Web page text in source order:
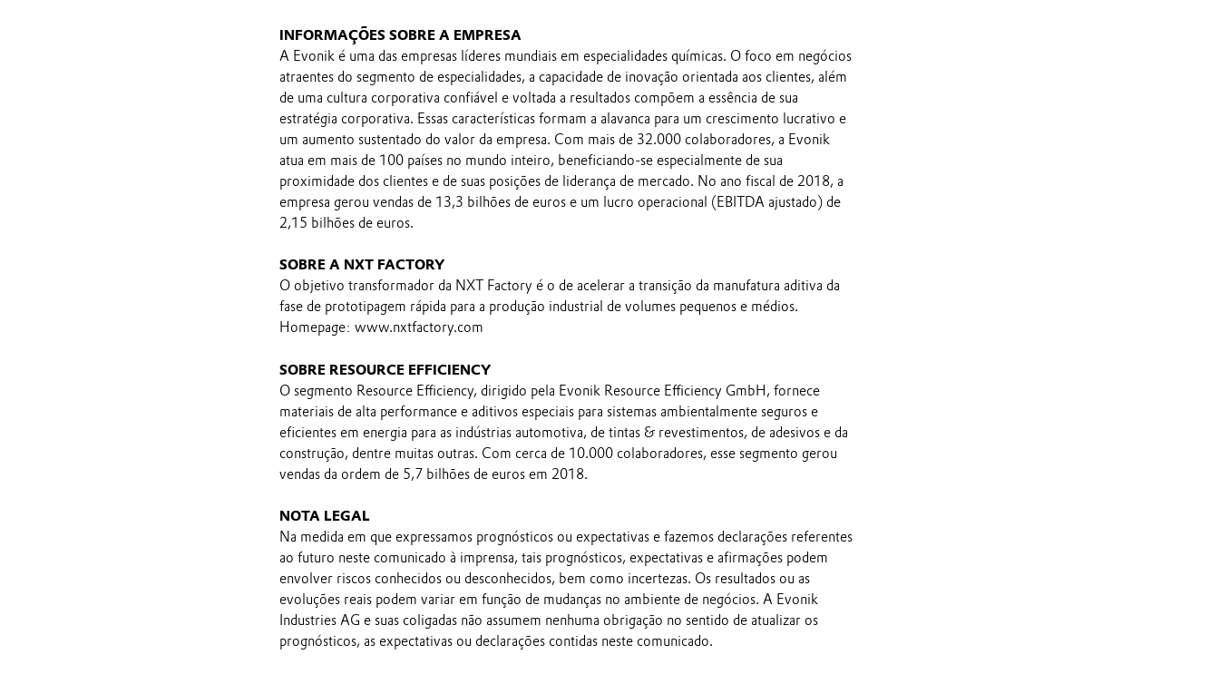
INFORMAÇÕES SOBRE A EMPRESA
A Evonik é uma das empresas líderes mundiais em especialidades químicas. O foco em negócios
atraentes do segmento de especialidades, a capacidade de inovação orientada aos clientes, além
de uma cultura corporativa confiável e voltada a resultados compõem a essência de sua
estratégia corporativa. Essas características formam a alavanca para um crescimento lucrativo e
um aumento sustentado do valor da empresa. Com mais de 32.000 colaboradores, a Evonik
atua em mais de 100 países no mundo inteiro, beneficiando-se especialmente de sua
proximidade dos clientes e de suas posições de liderança de mercado. No ano fiscal de 2018, a
empresa gerou vendas de 13,3 bilhões de euros e um lucro operacional (EBITDA ajustado) de
2,15 bilhões de euros.
SOBRE A NXT FACTORY
O objetivo transformador da NXT Factory é o de acelerar a transição da manufatura aditiva da
fase de prototipagem rápida para a produção industrial de volumes pequenos e médios.
Homepage: www.nxtfactory.com
SOBRE RESOURCE EFFICIENCY
O segmento Resource Efficiency, dirigido pela Evonik Resource Efficiency GmbH, fornece
materiais de alta performance e aditivos especiais para sistemas ambientalmente seguros e
eficientes em energia para as indústrias automotiva, de tintas & revestimentos, de adesivos e da
construção, dentre muitas outras. Com cerca de 10.000 colaboradores, esse segmento gerou
vendas da ordem de 5,7 bilhões de euros em 2018.
NOTA LEGAL
Na medida em que expressamos prognósticos ou expectativas e fazemos declarações referentes
ao futuro neste comunicado à imprensa, tais prognósticos, expectativas e afirmações podem
envolver riscos conhecidos ou desconhecidos, bem como incertezas. Os resultados ou as
evoluções reais podem variar em função de mudanças no ambiente de negócios. A Evonik
Industries AG e suas coligadas não assumem nenhuma obrigação no sentido de atualizar os
prognósticos, as expectativas ou declarações contidas neste comunicado.